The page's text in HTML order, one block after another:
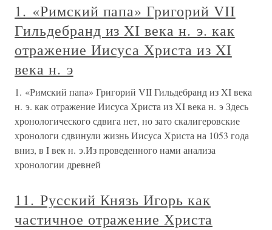
1. «Римский папа» Григорий VII
Гильдебранд из XI века н. э. как
отражение Иисуса Христа из XI
века н. э
1. «Римский папа» Григорий VII Гильдебранд из XI века
н. э. как отражение Иисуса Христа из XI века н. э Здесь
хронологического сдвига нет, но зато скалигеровские
хронологи сдвинули жизнь Иисуса Христа на 1053 года
вниз, в I век н. э.Из проведенного нами анализа
хронологии древней
11. Русский Князь Игорь как
частичное отражение Христа